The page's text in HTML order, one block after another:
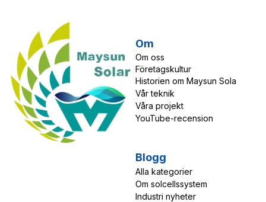
Om
Om oss
Företagskultur
Historien om Maysun Sola
Vår teknik
Våra projekt
YouTube-recension
Blogg
Alla kategorier
Om solcellssystem
Industri nyheter